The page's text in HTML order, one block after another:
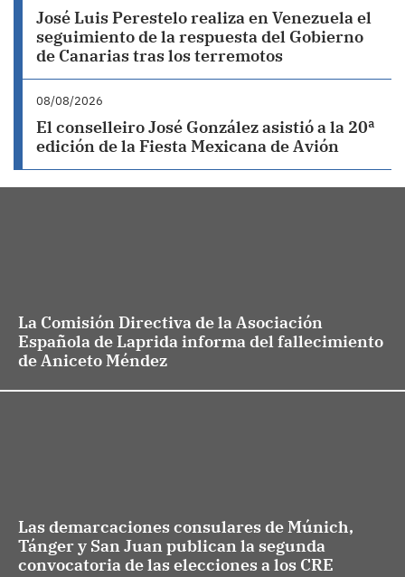
José Luis Perestelo realiza en Venezuela el
seguimiento de la respuesta del Gobierno
de Canarias tras los terremotos
08/08/2026
El conselleiro José González asistió a la 20ª
edición de la Fiesta Mexicana de Avión
La Comisión Directiva de la Asociación
Española de Laprida informa del fallecimiento
de Aniceto Méndez
Las demarcaciones consulares de Múnich,
Tánger y San Juan publican la segunda
convocatoria de las elecciones a los CRE